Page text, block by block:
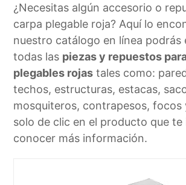
¿Necesitas algún accesorio o
carpa plegable roja? Aquí lo
nuestro catálogo en línea podrás
todas las piezas y repuestos
plegables rojas tales como:
techos, estructuras, estacas,
mosquiteros, contrapesos, focos
solo de clic en el producto que te
conocer más información.